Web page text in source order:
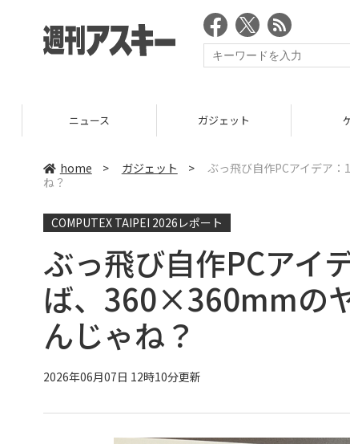
ニュース ガジェット ゲー
home > ガジェット >
ぶっ飛び自作PCアイデア
ね？
COMPUTEX TAIPEI 2026レポート
ぶっ飛び自作PCアイ
ば、360×360mmの
んじゃね？
2026年06月07日 12時10分更新